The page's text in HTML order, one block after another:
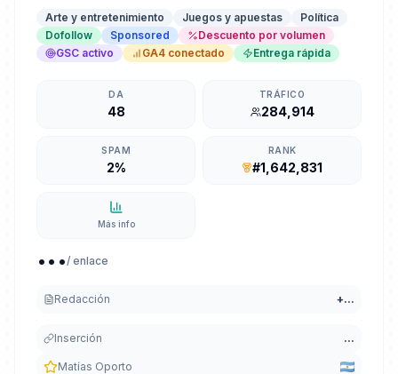
Arte y entretenimiento Juegos y apuestas
Política
Dofollow
Sponsored
Descuento por volumen
GSC activo
GA4 conectado Entrega rápida
DA
48
TRÁFICO
284,914
SPAM
2%
RANK
#1,642,831
Más info
.../ enlace
Redacción +...
Inserción ...
Matías Oporto